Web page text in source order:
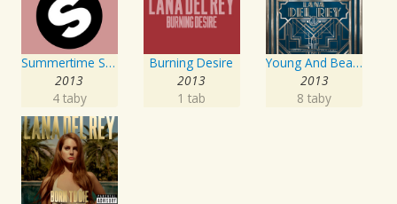
Summertime Sadness [Lana Del Rey vs. Cedric Gervais]
2013
4 taby
Burning Desire
2013
1 tab
Young And Beautiful
2013
8 taby